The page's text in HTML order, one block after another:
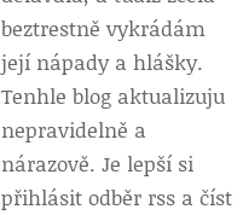
beztrestně vykrádám
její nápady a hlášky.
Tenhle blog aktualizuju
nepravidelně a
nárazově. Je lepší si
přihlásit odběr rss a číst